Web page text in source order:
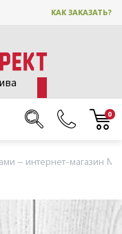
КАК ЗАКАЗАТЬ?
0
– интернет-магазин